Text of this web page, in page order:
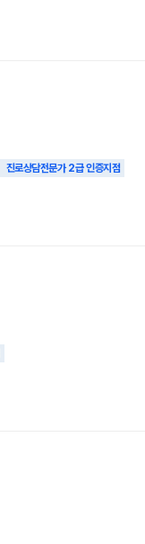
진로상담전문가 2급 인증지점